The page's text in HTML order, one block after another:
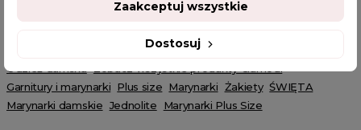
Powiązane kategorie:
Odzież damska
Garnitury i marynarki Plus size Marynarki Żakiety ŚWIĘTA
Marynarki damskie Jednolite Marynarki Plus Size
Dostosuj
Zaakceptuj wszystkie